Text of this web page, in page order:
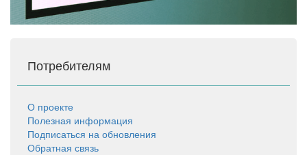
Потребителям
О проекте
Полезная информация
Подписаться на обновления
Обратная связь